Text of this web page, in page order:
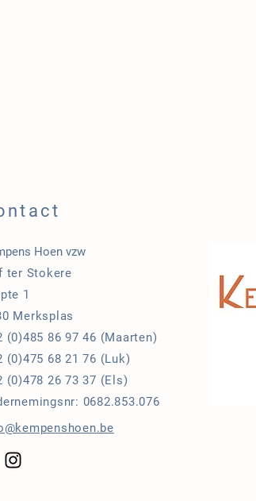
Hoen vzw
ter Stokere
1
Merksplas
(0)485 86 97 46 (Maarten)
(0)475 68 21 76 (Luk)
(0)478 26 73 37 (Els)
0682.853.076